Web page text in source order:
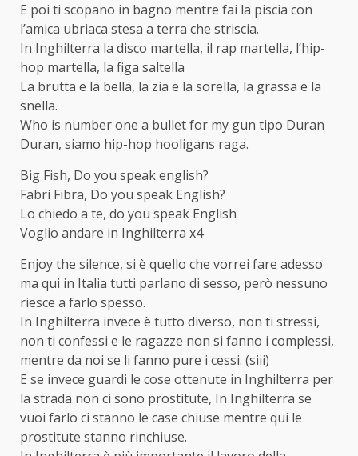
E poi ti scopano in bagno mentre fai la piscia con
l’amica ubriaca stesa a terra che striscia.
In Inghilterra la disco martella, il rap martella, l’hip-
hop martella, la figa saltella
La brutta e la bella, la zia e la sorella, la grassa e la
snella.
Who is number one a bullet for my gun tipo Duran
Duran, siamo hip-hop hooligans raga.
Big Fish, Do you speak english?
Fabri Fibra, Do you speak English?
Lo chiedo a te, do you speak English
Voglio andare in Inghilterra x4
Enjoy the silence, si è quello che vorrei fare adesso
ma qui in Italia tutti parlano di sesso, però nessuno
riesce a farlo spesso.
In Inghilterra invece è tutto diverso, non ti stressi,
non ti confessi e le ragazze non si fanno i complessi,
mentre da noi se li fanno pure i cessi. (siii)
E se invece guardi le cose ottenute in Inghilterra per
la strada non ci sono prostitute, In Inghilterra se
vuoi farlo ci stanno le case chiuse mentre qui le
prostitute stanno rinchiuse.